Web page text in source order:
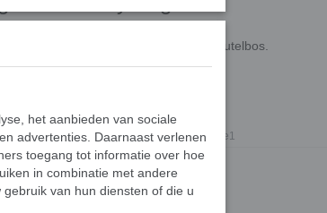
tas te hangen in plaats van aan je sleutelbos.
Gifts2Give1
Save
het aanbieden van sociale
advertenties. Daarnaast verlenen
toegang tot informatie over hoe
in combinatie met andere
van hun diensten of die u